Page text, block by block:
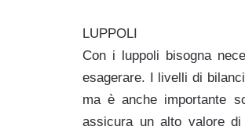
LUPPOLI
Con i luppoli bisogna
esagerare. I livelli di
ma è anche importante
assicura un alto valore